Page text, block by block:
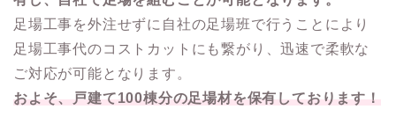
足場工事を外注せずに自社の足場班で行うことにより
足場工事代のコストカットにも繋がり、迅速で柔軟な
ご対応が可能となります。
およそ、戸建て100棟分の足場材を保有しております！